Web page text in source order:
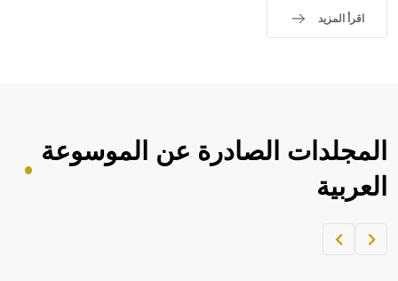
اقرأ المزيد
المجلدات الصادرة عن الموسوعة
العربية